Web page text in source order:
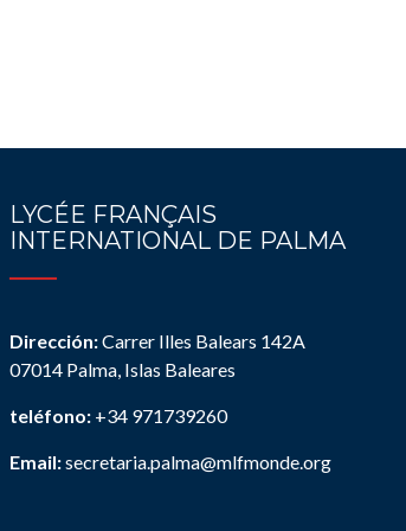
LYCÉE FRANÇAIS
INTERNATIONAL DE PALMA
Dirección:Carrer Illes Balears 142A
07014 Palma, Islas Baleares
teléfono: +34 971739260
Email:secretaria.palma@mlfmonde.org